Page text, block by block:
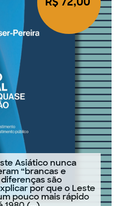
Asiático nunca
“brancas e
diferenças são
por que o Leste
pouco mais rápido